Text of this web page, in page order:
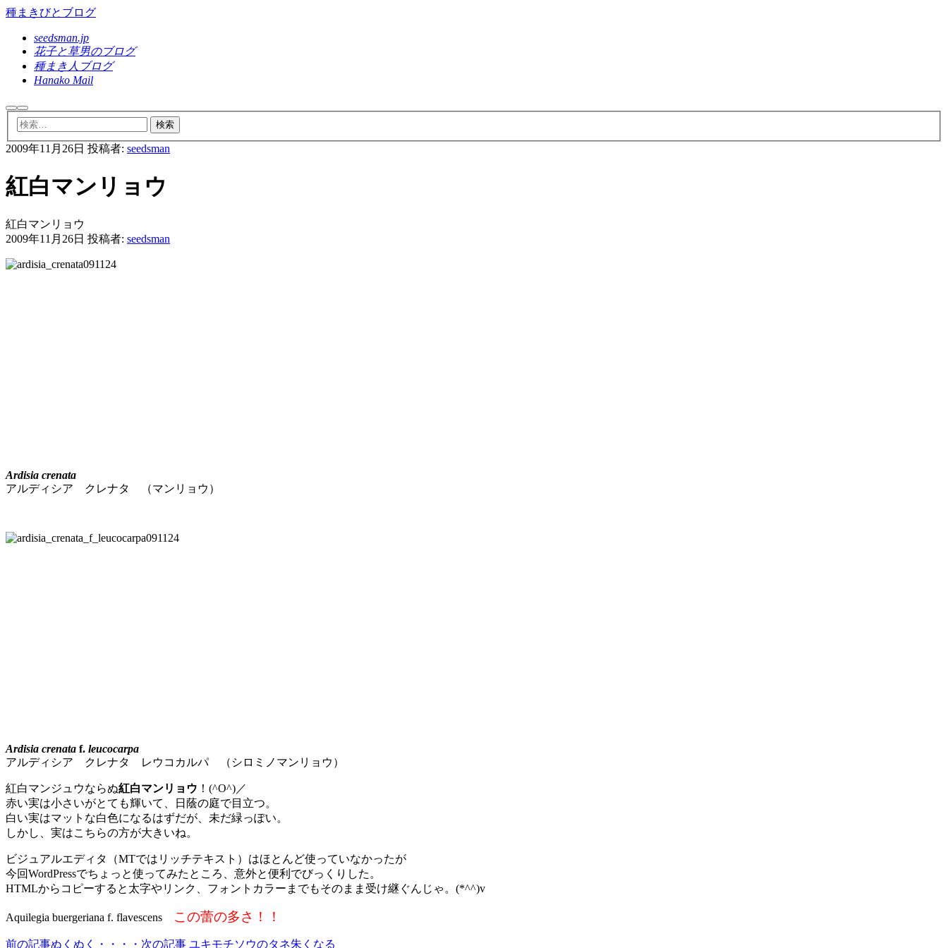
種まきびとブログ
seedsman.jp
花子と草男のブログ
種まき人ブログ
Hanako Mail
検 メ
イ
ン
メ
ュ
2009年11月26日 投稿者: seedsman
紅白マンリョウ
紅白マンリョウ
2009年11月26日 投稿者: seedsman
Ardisia crenata
アルディシア クレナタ （マンリョウ）
Ardisia crenata f. leucocarpa
アルディシア クレナタ レウコカルパ （シロミノマンリョウ）
紅白マンジュウならぬ紅白マンリョウ ！(^O^)／
赤い実は小さいがとても輝いて、日蔭の庭で目立つ。
白い実はマットな白色になるはずだが、未だ緑っぽい。
しかし、実はこちらの方が大きいね。
ビジュアルエディタ（MTではリッチテキスト）はほとんど使っていなかったが
今回WordPressでちょっと使ってみたところ、意外と便利でびっくりした。
HTMLからコピーすると太字やリンク、フォントカラーまでもそのまま受け継ぐんじゃ。(*^^)v
Aquilegia buergeriana f. flavescens この蕾の多さ！！
前の記事ぬくぬく・・・・ 次の記事 ユキモチソウのタネ朱くなる